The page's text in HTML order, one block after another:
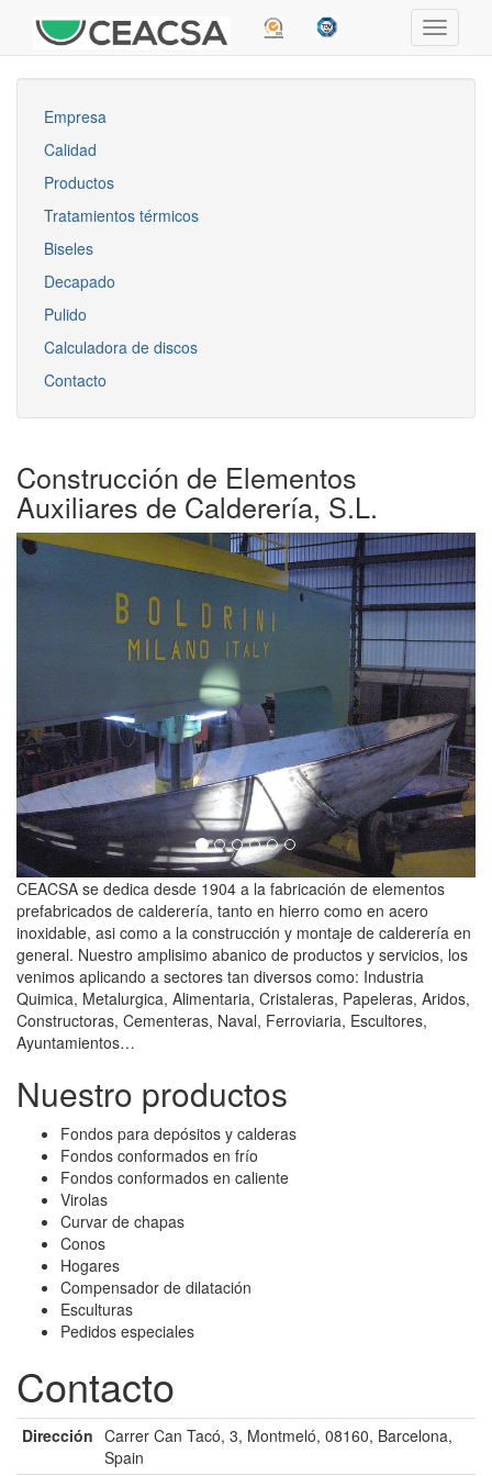
Empresa
Calidad
Productos
Tratamientos térmicos
Biseles
Decapado
Pulido
Calculadora de discos
Contacto
Construcción de Elementos
Auxiliares de Calderería, S.L.
Previous
Next
CEACSA se dedica desde 1904 a la fabricación de elementos
prefabricados de calderería, tanto en hierro como en acero
inoxidable, asi como a la construcción y montaje de calderería en
general. Nuestro amplisimo abanico de productos y servicios, los
venimos aplicando a sectores tan diversos como: Industria
Quimica, Metalurgica, Alimentaria, Cristaleras, Papeleras, Aridos,
Constructoras, Cementeras, Naval, Ferroviaria, Escultores,
Ayuntamientos…
Nuestro productos
Fondos para depósitos y calderas
Fondos conformados en frío
Fondos conformados en caliente
Virolas
Curvar de chapas
Conos
Hogares
Compensador de dilatación
Esculturas
Pedidos especiales
Contacto
Dirección Carrer Can Tacó, 3, Montmeló, 08160, Barcelona,
Spain